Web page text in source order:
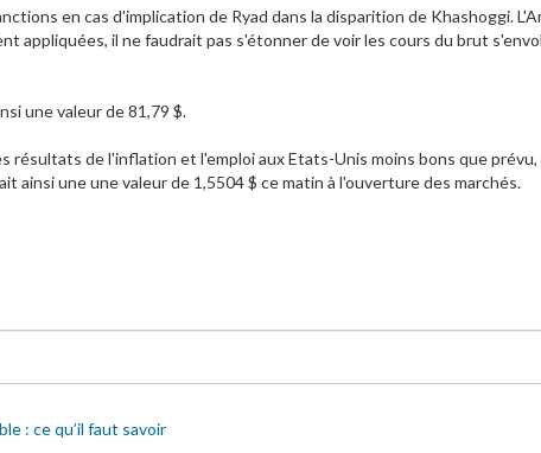
en cas d'implication de Ryad dans la disparition de Khashoggi.
appliquées, il ne faudrait pas s'étonner de voir les cours du brut
une valeur de 81,79 $.
résultats de l'inflation et l'emploi aux Etats-Unis moins bons que
ainsi une une valeur de 1,5504 $ ce matin à l'ouverture des marchés.
: ce qu’il faut savoir